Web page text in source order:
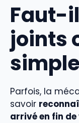
Faut-
joints
Parfois, la
savoir
arrivé en fin de